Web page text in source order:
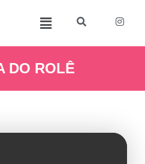
DO ROLÊ